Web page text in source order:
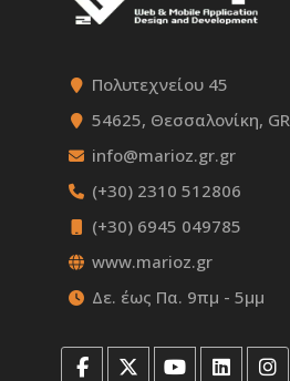
Πολυτεχνείου 45
54625, Θεσσαλονίκη, GR
info@marioz.gr.gr
(+30) 2310 512806
(+30) 6945 049785
www.marioz.gr
Δε. έως Πα. 9πμ - 5μμ